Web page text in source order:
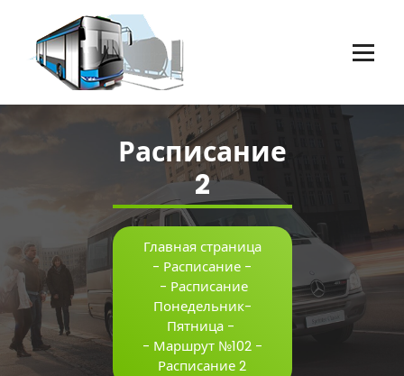
содержимому
Расписание
2
Главная страница
- Расписание -
- Расписание
Понедельник-
Пятница-
- Маршрут №102-
Расписание 2